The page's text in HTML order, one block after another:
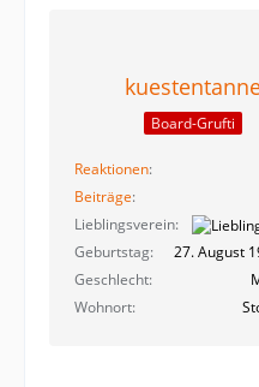
Board-Grufti
Reaktionen
Beiträge
Lieblingsverein
Geburtstag
27. August
Geschlecht
Wohnort